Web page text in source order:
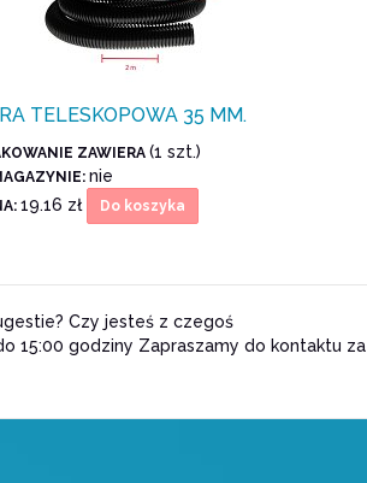
TELESKOPOWA 35 MM.
ZAWIERA(1 szt.)
nie
19.16 zł Do koszyka
Czy jesteś z czegoś
15:00 godziny Zapraszamy do kontaktu za